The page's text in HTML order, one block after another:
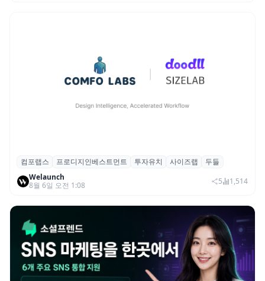
컴포랩스, 프로디지인베스트먼트로부터 시
드 투자 유치
컴포랩스 프로디지인베스트먼트 투자유치 사이즈랩
두들
Welaunch
8월 6일 오전 1:08
5 1,514